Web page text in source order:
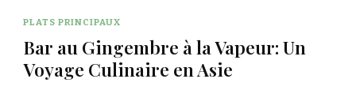
PLATS PRINCIPAUX
Bar au Gingembre à la Vapeur: Un
Voyage Culinaire en Asie